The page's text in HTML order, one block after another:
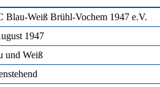
Blau-Weiß Brühl-Vochem 1947 e.V.
1947
und Weiß